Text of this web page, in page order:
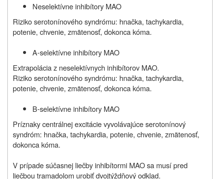
Neselektívne inhibítory MAO
Riziko serotonínového syndrómu: hnačka, tachykardia,
potenie, chvenie, zmätenosť, dokonca kóma.
A‑selektívne inhibítory MAO
Extrapolácia z neselektívnych inhibítorov MAO.
Riziko serotonínového syndrómu: hnačka, tachykardia,
potenie, chvenie, zmätenosť, dokonca kóma.
B‑selektívne inhibítory MAO
Príznaky centrálnej excitácie vyvolávajúce serotonínový
syndróm: hnačka, tachykardia, potenie, chvenie, zmätenosť,
dokonca kóma.
V prípade súčasnej liečby inhibítormi MAO sa musí pred
liečbou tramadolom urobiť dvojtýždňový odklad.